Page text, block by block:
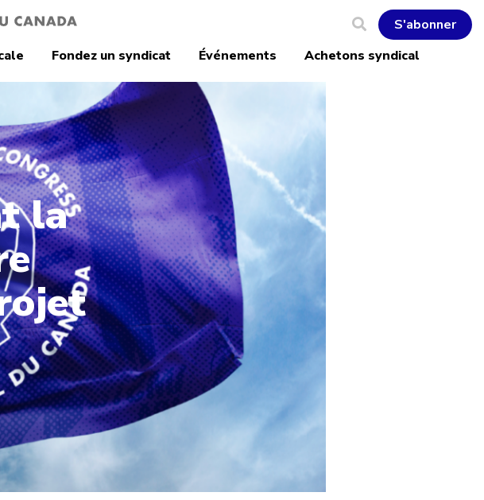
S'abonner
Fondez un syndicat Événements Achetons syndical
la